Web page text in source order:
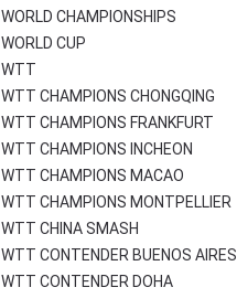
WORLD CHAMPIONSHIPS
WORLD CUP
WTT
WTT CHAMPIONS CHONGQING
WTT CHAMPIONS FRANKFURT
WTT CHAMPIONS INCHEON
WTT CHAMPIONS MACAO
WTT CHAMPIONS MONTPELLIER
WTT CHINA SMASH
WTT CONTENDER BUENOS AIRES
WTT CONTENDER DOHA